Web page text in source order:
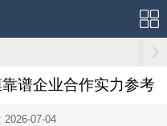
谱企业合作实力参考
2026-07-04